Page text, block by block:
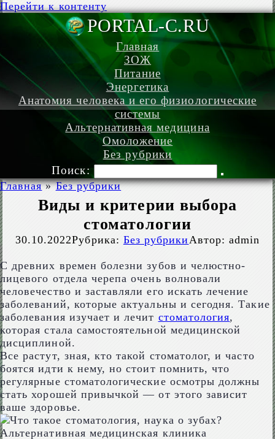
Перейти к контенту
PORTAL-
Главная
ЗОЖ
Питание
Энергетика
Анатомия человека и его физиологические
системы
Альтернативная медицина
Омоложение
Без рубрики
Поиск:
Главная » Без рубрики
Виды и критерии выбора
стоматологии
30.10.2022Рубрика: Без рубрикиАвтор: admin
С древних времен болезни зубов и челюстно-
лицевого отдела черепа очень волновали
человечество и заставляли его искать лечение
заболеваний, которые актуальны и сегодня. Такие
заболевания изучает и лечит стоматология,
которая стала самостоятельной медицинской
дисциплиной.
Все растут, зная, кто такой стоматолог, и часто
боятся идти к нему, но стоит помнить, что
регулярные стоматологические осмотры должны
стать хорошей привычкой — от этого зависит
ваше здоровье.